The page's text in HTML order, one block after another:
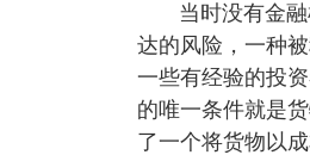
当时没有金
达的风险，一种
一些有经验的投
的唯一条件就是
了一个将货物以